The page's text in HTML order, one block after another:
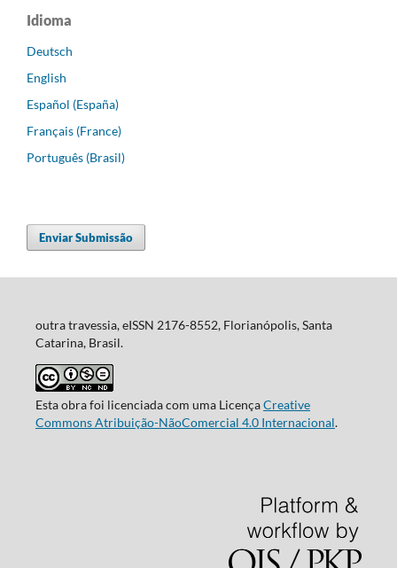
Idioma
Deutsch
English
Español (España)
Français (France)
Português (Brasil)
Enviar Submissão
outra travessia, eISSN 2176-8552, Florianópolis, Santa
Catarina, Brasil.
Esta obra foi licenciada com uma LicençaCreative
Commons Atribuição-NãoComercial 4.0 Internacional.